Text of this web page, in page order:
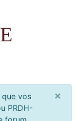
que vos
PRDH-
×